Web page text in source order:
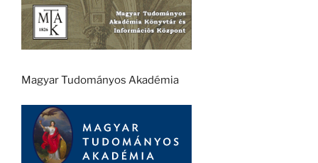
Magyar Tudományos Akadémia